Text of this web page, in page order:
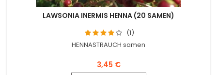
LAWSONIA INERMIS HENNA (20 SAMEN)
(1)
HENNASTRAUCH samen
3,45 €